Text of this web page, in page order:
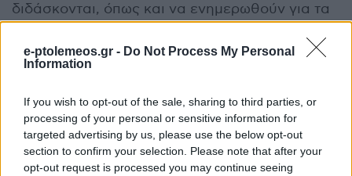
e-ptolemeos.gr - Do Not Process My Personal
Information
If you wish to opt-out of the sale, sharing to third parties, or
processing of your personal or sensitive information for
targeted advertising by us, please use the below opt-out
section to confirm your selection. Please note that after your
opt-out request is processed you may continue seeing
διδάσκονται, όπως και να ενημερωθούν για τα
επιλέγουν. Αυτός είναι, καταλήγει, ο καλύτερος
μέγιστη δυνατή εικόνα για τις σχολές που
επιλέγει για το μέλλον.
Πότε ανοίγει η πλατφόρμα